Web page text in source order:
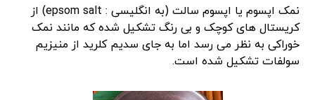
نمک اپسوم یا اپسوم سالت (به انگلیسی : epsom salt) از
کریستال های کوچک و بی رنگ تشکیل شده که مانند نمک
خوراکی به نظر می رسد اما به جای سدیم کلرید از منیزیم
سولفات تشکیل شده است.